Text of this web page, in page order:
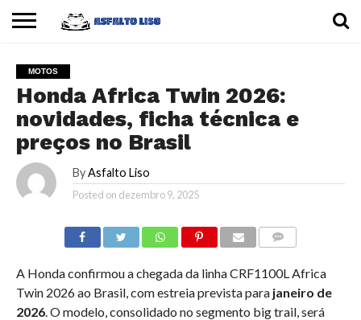
CARROS
MOTOS
DICAS
MOTOS
Honda Africa Twin 2026:
novidades, ficha técnica e
preços no Brasil
By Asfalto Liso
Posted on dezembro 9, 2025
A Honda confirmou a chegada da linha CRF1100L Africa
Twin 2026 ao Brasil, com estreia prevista para janeiro de
2026. O modelo, consolidado no segmento big trail, será